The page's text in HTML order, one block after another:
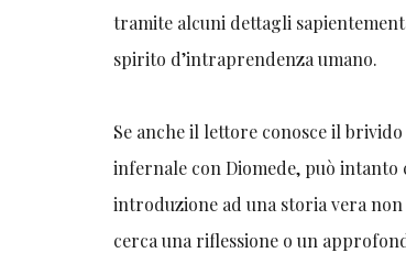
tramite alcuni dettagli
spirito d’intraprendenza umano.
Se anche il lettore conosce il
infernale con Diomede, può
introduzione ad una storia vera
cerca una riflessione o un